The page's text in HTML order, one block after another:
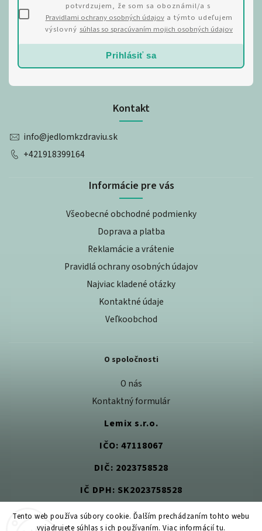
Tento web používa súbory cookie. Ďalším prechádzaním tohto webu
vyjadrujete súhlas s ich používaním. Viac informáciítu.
Kontakt
info@jedlomkzdraviu.sk
+421918399164
Informácie pre vás
Všeobecné obchodné podmienky
Doprava a platba
Reklamácie a vrátenie
Pravidlá ochrany osobných údajov
Najviac kladené otázky
Kontaktné údaje
Veľkoobchod
O spoločnosti
O nás
Kontaktný formulár
Lemix s.r.o.
IČO: 47118067
DIČ: 2023758528
IČ DPH: SK2023758528
potvrdzujem, že som sa oboznámil/a s
Pravidlami ochrany osobných údajova týmto udeľujem
výslovný súhlas so spracúvaním mojich osobných údajov
Prihlásiť sa